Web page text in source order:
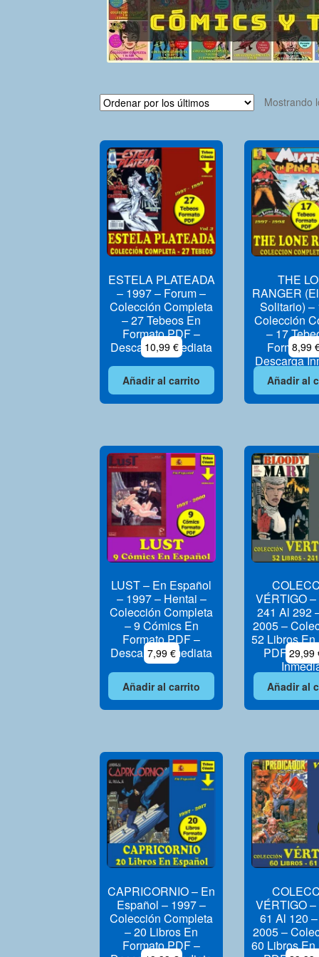
Mostrando
ESTELA PLATEADA
– 1997 – Forum –
Colección Completa
– 27 Tebeos En
Formato PDF –
Descarga Inmediata
10,99 €
Añadir al carrito
THE
RANGER
Solitario) –
Colección
– 17
Formato
Descarga
8,99
Añadir al
LUST – En Español
– 1997 – Hentai –
Colección Completa
– 9 Cómics En
Formato PDF –
Descarga Inmediata
7,99 €
Añadir al carrito
VÉRTIGO
241 Al 292
2005 –
52 Libros En
PDF –29,99
Añadir al
CAPRICORNIO – En
Español – 1997 –
Colección Completa
– 20 Libros En
Formato PDF –
VÉRTIGO
61 Al 120
2005 –
60 Libros En